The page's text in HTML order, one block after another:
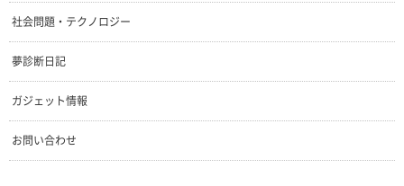
社会問題・テクノロジー
夢診断日記
ガジェット情報
お問い合わせ